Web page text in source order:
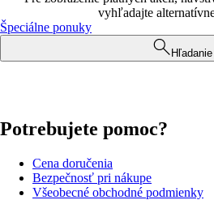
vyhľadajte
Špeciálne ponuky
Hľadanie
Potrebujete pomoc?
Cena doručenia
Bezpečnosť pri nákupe
Všeobecné obchodné podmienky